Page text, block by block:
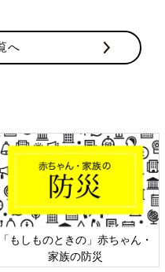
へ
「もしものときの」赤ちゃん・
家族の防災